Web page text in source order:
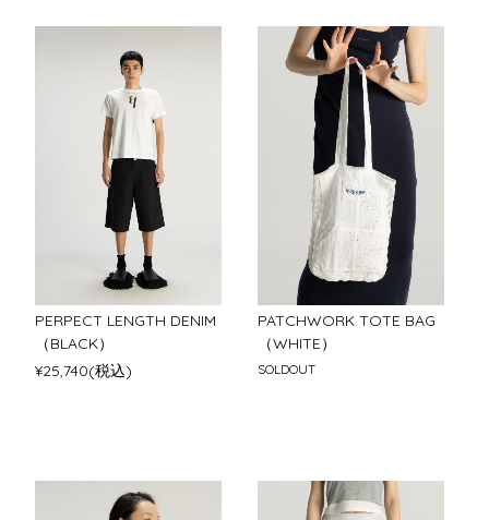
PERPECT LENGTH DENIM
（BLACK）
¥25,740(税込)
PATCHWORK TOTE BAG
（WHITE）
SOLDOUT